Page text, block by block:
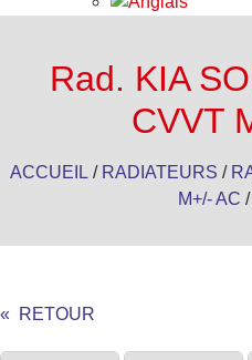
Rad. KIA
CVVT
ACCUEIL / RADIATEURS /
M+/- AC
« RETOUR